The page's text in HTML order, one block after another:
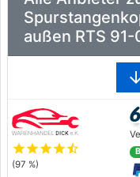
außen RTS
starstarstarstarstar_half
(97 %)